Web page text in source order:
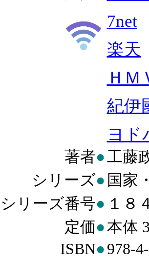
7net
楽天
ＨＭ
紀伊
ヨド
著者●工藤
シリーズ● 国家
シリーズ番号● １８
定価●本体
ISBN●978-